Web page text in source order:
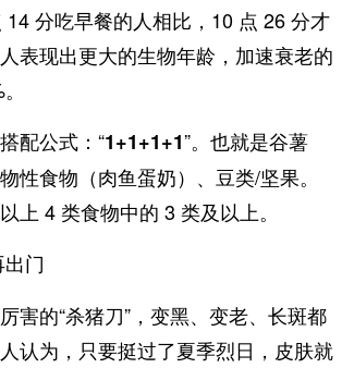
14 分吃早餐的人相比，10 点 26 分才
表现出更大的生物年龄，加速衰老的
配公式：“1+1+1+1”。也就是谷薯
性食物（肉鱼蛋奶）、豆类/坚果。
上 4 类食物中的 3 类及以上。
门
害的“杀猪刀”，变黑、变老、长斑都
认为，只要挺过了夏季烈日，皮肤就